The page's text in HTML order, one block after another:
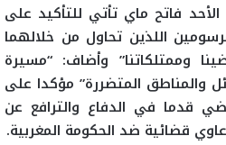
فاتح ماي تأتي للتأكيد على
اللذين تحاول من خلالهما
وممتلكاتنا” وأضاف: “مسيرة
والمناطق المتضررة” مؤكدا على
قدما في الدفاع والترافع عن
قضائية ضد الحكومة المغربية.